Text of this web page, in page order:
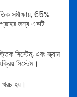
সমীক্ষায়, 65%
জন্য একটি
সিস্টেম, এবং স্ক্যান
সিস্টেম।
খরচ হয়।